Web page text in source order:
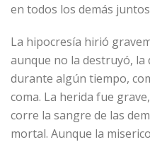
en todos los demás
La hipocresía hirió
aunque no la destruyó, la
durante algún tiempo,
coma. La herida fue
corre la sangre de las
mortal. Aunque la